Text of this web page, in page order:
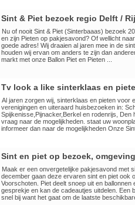
Sint & Piet bezoek regio Delft /
Nu of nooit Sint & Piet (Sinterbaaas) bezoek
en zijn Pieten op pakjesavond? Of wellicht
goede adres! Wij draaien al jaren mee in de
houden wij ervan om anders te zijn dan
markt met onze Ballon Piet en Pieten ...
Tv look a like sinterklaas en
Al jaren zorgen wij, sinterklaas en pieten voor
verenigingen en uiteraard huisbezoeken in:
Spijkenisse,Pijnacker,Berkel en rodenrijs,
vraag naar de mogelijkheden. staat uw
informeer dan naar de mogelijkheden Onze
Sint en piet op bezoek,
Maak er een onvergetelijke pakjesavond met
december gaan deze ervaren sint en piet ook
Voorschoten. Piet deelt snoep uit en
gesprekje en kan de cadeautjes uitdelen. Een
snel bij want het gaat om de laatste beschikbare